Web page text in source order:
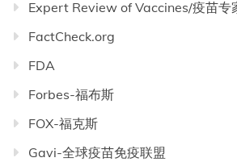
Expert Review of Vaccines/疫苗专
FactCheck.org
FDA
Forbes-福布斯
FOX-福克斯
Gavi-全球疫苗免疫联盟